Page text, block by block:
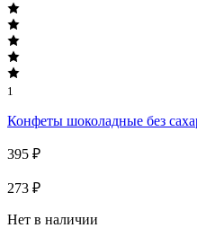
1
Конфеты шоколадные без
395 ₽
273 ₽
Нет в наличии